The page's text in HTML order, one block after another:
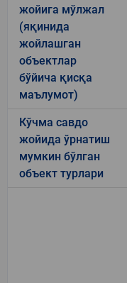
жойига мўлжал
(яқинида
жойлашган
объектлар
бўйича қисқа
маълумот)
Кўчма савдо
жойида ўрнатиш
мумкин бўлган
объект турлари